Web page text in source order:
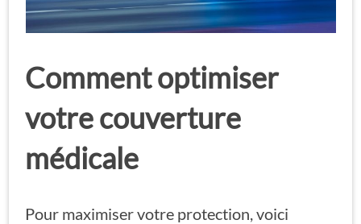
Comment optimiser
votre couverture
médicale
Pour maximiser votre protection, voici